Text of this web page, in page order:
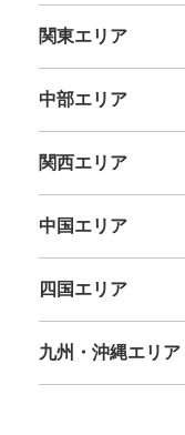
関東エリア
中部エリア
関西エリア
中国エリア
四国エリア
九州・沖縄エリア